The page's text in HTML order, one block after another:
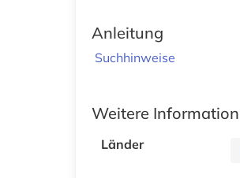
Anleitung
Suchhinweise
Weitere
Länder